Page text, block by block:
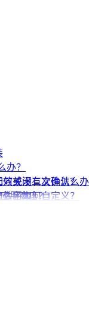
办？
或没有文件怎么办
用商店？
关闭二次确认？
名如何自定义？
么回事？
，请稍后再试”是什
百多篇笔记？
显示的数量少一些